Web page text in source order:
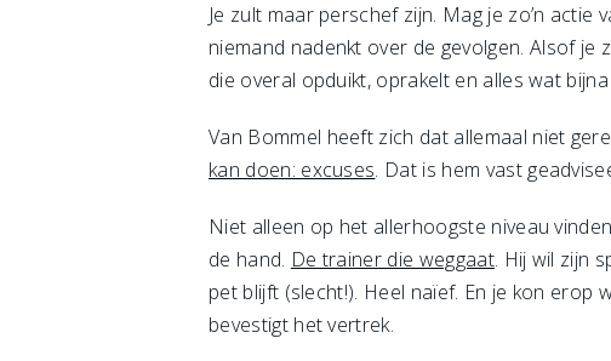
Je zult maar perschef zijn. Mag je zo’n
niemand nadenkt over de gevolgen. Alsof je
die overal opduikt, oprakelt en alles wat
Van Bommel heeft zich dat allemaal niet
kan doen: excuses. Dat is hem vast
Niet alleen op het allerhoogste niveau
de hand. De trainer die weggaat. Hij wil zijn
pet blijft (slecht!). Heel naïef. En je kon erop
bevestigt het vertrek.